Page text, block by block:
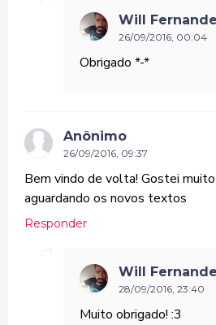
Will
26/09/2016, 00:04
Obrigado *-*
Anônimo
26/09/2016, 09:37
Bem vindo de volta! Gostei
aguardando os novos textos
Responder
Will
28/09/2016, 23:40
Muito obrigado! :3